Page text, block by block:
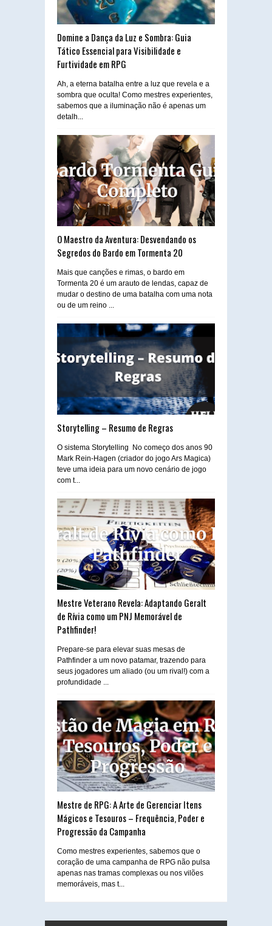
Domine a Dança da Luz e Sombra: Guia
Tático Essencial para Visibilidade e
Furtividade em RPG
Ah, a eterna batalha entre a luz que revela e a
sombra que oculta! Como mestres experientes,
sabemos que a iluminação não é apenas um
detalh...
O Maestro da Aventura: Desvendando os
Segredos do Bardo em Tormenta 20
Mais que canções e rimas, o bardo em
Tormenta 20 é um arauto de lendas, capaz de
mudar o destino de uma batalha com uma nota
ou de um reino ...
Storytelling – Resumo de Regras
O sistema Storytelling No começo dos anos 90
Mark Rein-Hagen (criador do jogo Ars Magica)
teve uma ideia para um novo cenário de jogo
com t...
Mestre Veterano Revela: Adaptando Geralt
de Rívia como um PNJ Memorável de
Pathfinder!
Prepare-se para elevar suas mesas de
Pathfinder a um novo patamar, trazendo para
seus jogadores um aliado (ou um rival!) com a
profundidade ...
Mestre de RPG: A Arte de Gerenciar Itens
Mágicos e Tesouros – Frequência, Poder e
Progressão da Campanha
Como mestres experientes, sabemos que o
coração de uma campanha de RPG não pulsa
apenas nas tramas complexas ou nos vilões
memoráveis, mas t...